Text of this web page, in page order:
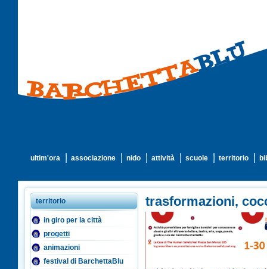
ultim'ora associazione nido attività scuole territorio
territorio
in giro per la città
progetti
animazioni
festival di BarchettaBlu
trasformazioni,